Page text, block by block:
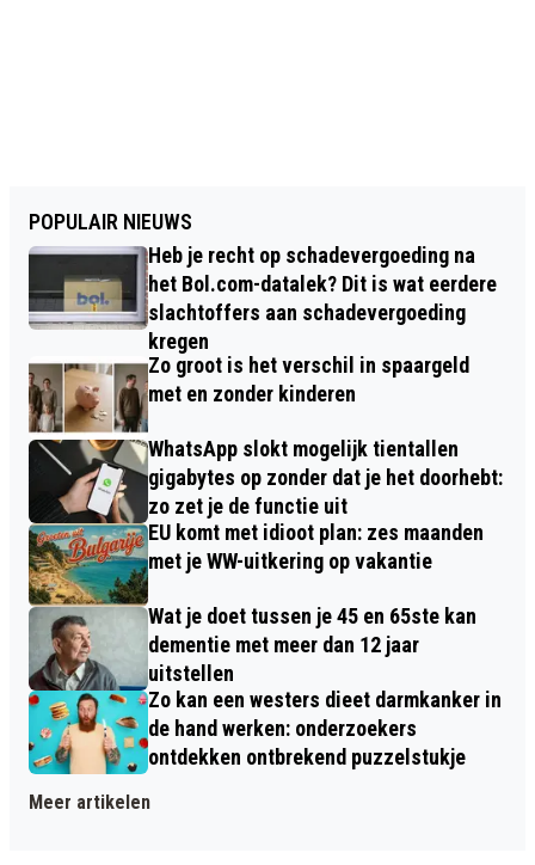
POPULAIR NIEUWS
Heb je recht op schadevergoeding na
het Bol.com-datalek? Dit is wat eerdere
slachtoffers aan schadevergoeding
kregen
Zo groot is het verschil in spaargeld
met en zonder kinderen
WhatsApp slokt mogelijk tientallen
gigabytes op zonder dat je het doorhebt:
zo zet je de functie uit
EU komt met idioot plan: zes maanden
met je WW-uitkering op vakantie
Wat je doet tussen je 45 en 65ste kan
dementie met meer dan 12 jaar
uitstellen
Zo kan een westers dieet darmkanker in
de hand werken: onderzoekers
ontdekken ontbrekend puzzelstukje
Meer artikelen